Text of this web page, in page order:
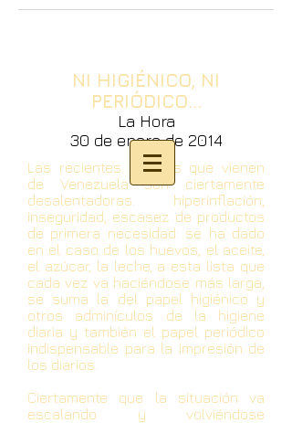
NI HIGIÉNICO, NI
PERIÓDICO...
La Hora
30 de enero de 2014
Las recientes noticias que vienen
de Venezuela son ciertamente
desalentadoras: hiperinflación,
inseguridad, escasez de productos
de primera necesidad: se ha dado
en el caso de los huevos, el aceite,
el azúcar, la leche, a esta lista que
cada vez va haciéndose más larga,
se suma la del papel higiénico y
otros adminículos de la higiene
diaria y también el papel periódico
indispensable para la impresión de
los diarios.
Ciertamente que la situación va
escalando y volviéndose